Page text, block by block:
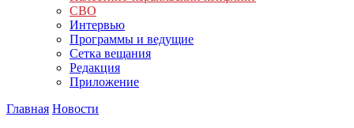
СВО
Интервью
Программы и ведущие
Сетка вещания
Редакция
Приложение
Главная Новости